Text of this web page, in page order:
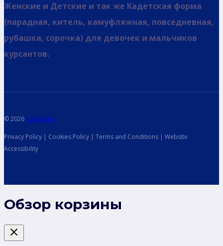
Женские и Детские и так же Кадетская форма
(парадная, китель, камуфляжная, повседневная,
рубашка, сорочка) для девочек и мальчиков
курсантов.
© 2026 spetsvoin
Privacy Policy | Cookies Policy | Terms and Conditions | Website
Accessibility
Обзор корзины